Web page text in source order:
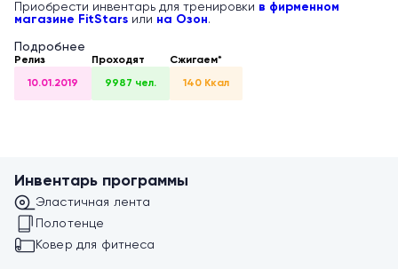
Приобрести инвентарь для тренировки в фирменном
магазине FitStars или на Озон.
Подробнее
Релиз
10.01.2019
Проходят
9987 чел.
Сжигаем*
140 Ккал
Инвентарь программы
Эластичная лента
Полотенце
Ковер для фитнеса